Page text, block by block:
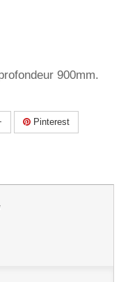
900mm.
Pinterest